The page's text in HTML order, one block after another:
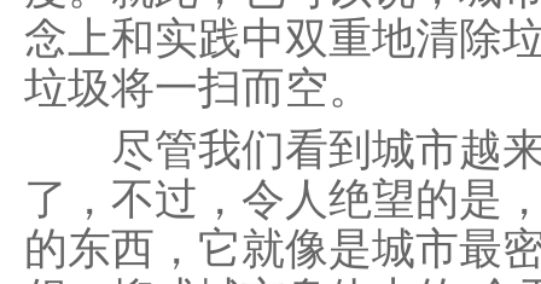
念上和实践中双重地清除
垃圾将一扫而空。
尽管我们看到城市越来
了，不过，令人绝望的是
的东西，它就像是城市最